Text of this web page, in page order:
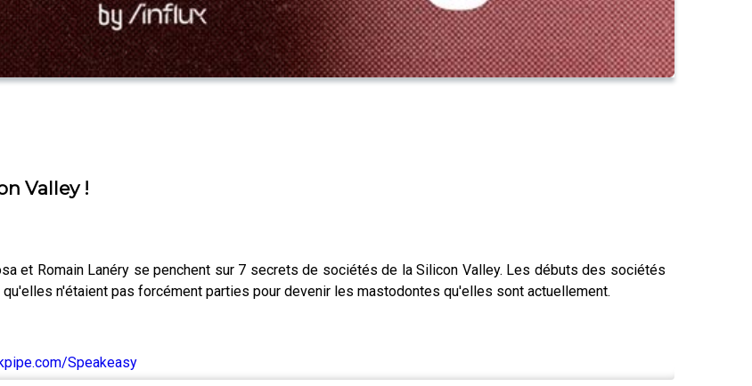
Valley !
et Romain Lanéry se penchent sur 7 secrets de sociétés de la Silicon Valley. Les débuts des sociétés
n'étaient pas forcément parties pour devenir les mastodontes qu'elles sont actuellement.
Speakeasy